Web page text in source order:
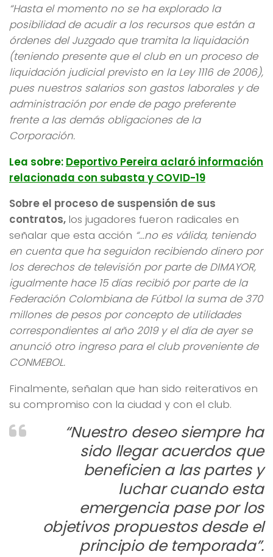
“Hasta el momento no se ha explorado la
posibilidad de acudir a los recursos que están a
órdenes del Juzgado que tramita la liquidación
(teniendo presente que el club en un proceso de
liquidación judicial previsto en la Ley 1116 de 2006),
pues nuestros salarios son gastos laborales y de
administración por ende de pago preferente
frente a las demás obligaciones de la
Corporación.
Lea sobre: Deportivo Pereira aclaró información
relacionada con subasta y COVID-19
Sobre el proceso de suspensión de sus
contratos, los jugadores fueron radicales en
señalar que esta acción “…no es válida, teniendo
en cuenta que ha seguidon recibiendo dinero por
los derechos de televisión por parte de DIMAYOR,
igualmente hace 15 días recibió por parte de la
Federación Colombiana de Fútbol la suma de 370
millones de pesos por concepto de utilidades
correspondientes al año 2019 y el día de ayer se
anunció otro ingreso para el club proveniente de
CONMEBOL.
Finalmente, señalan que han sido reiterativos en
su compromiso con la ciudad y con el club.
“Nuestro deseo siempre ha
sido llegar acuerdos que
beneficien a las partes y
luchar cuando esta
emergencia pase por los
objetivos propuestos desde el
principio de temporada”.